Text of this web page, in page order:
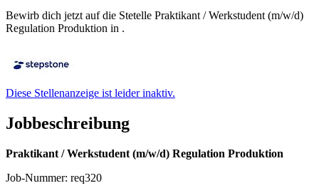
Bewirb dich jetzt auf die Stetelle Praktikant / Werkstudent (m/w/d)
Regulation Produktion in .
Diese Stellenanzeige ist leider inaktiv.
Jobbeschreibung
Praktikant / Werkstudent (m/w/d) Regulation Produktion
Job-Nummer: req320